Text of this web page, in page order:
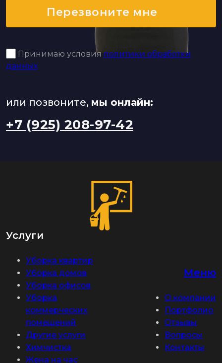
Перезвоните мне
Принимаю условия политики обработки
данных
или позвоните, мы онлайн:
+7 (925) 208-97-42
Услуги
Уборка квартир
Уборка домов
Уборка офисов
Уборка
коммерческих
помещений
Другие услуги
Химчистка
Жена на час
Меню
О компании
Портфолио
Отзывы
Вопросы
Контакты